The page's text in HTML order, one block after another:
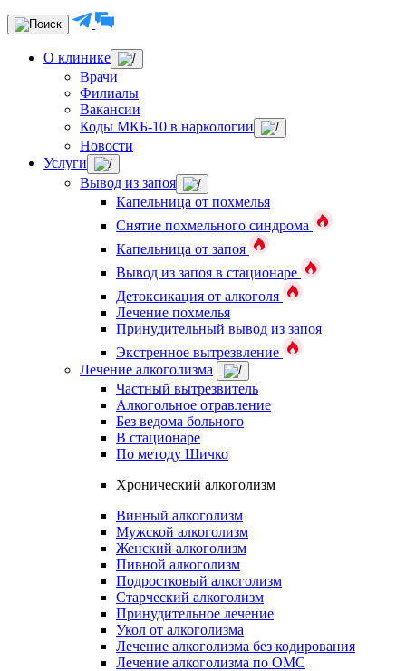
О клинике
Врачи
Филиалы
Вакансии
Коды МКБ-10 в наркологии
Новости
Услуги
Вывод из запоя
Капельница от похмелья
Снятие похмельного синдрома
Капельница от запоя
Вывод из запоя в стационаре
Детоксикация от алкоголя
Лечение похмелья
Принудительный вывод из запоя
Экстренное вытрезвление
Лечение алкоголизма
Частный вытрезвитель
Алкогольное отравление
Без ведома больного
В стационаре
По методу Шичко
Хронический алкоголизм
Винный алкоголизм
Мужской алкоголизм
Женский алкоголизм
Пивной алкоголизм
Подростковый алкоголизм
Старческий алкоголизм
Принудительное лечение
Укол от алкоголизма
Лечение алкоголизма без кодирования
Лечение алкоголизма по ОМС